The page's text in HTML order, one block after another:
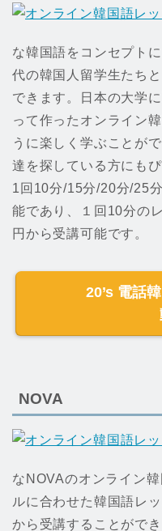
な韓国語をコンセプト
代の韓国人留学生たち
できます。日本の大学
って作ったオンライン
うに楽しく学ぶことが
達を探している方にもぴ
1回10分/15分/20分/25
能であり、１回10分の
円から受講可能です。
20’s 電話
NOVA
なNOVAのオンライン
ルに合わせた韓国語レ
から受講することがで